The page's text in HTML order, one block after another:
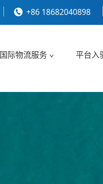
+86 18682040898
国际物流服务 平台入